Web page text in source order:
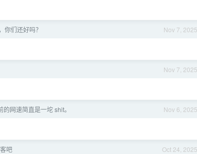
Nov 7, 2025
你们还好吗？
Nov 7, 2025
Nov 6, 2025
网速简直是一坨 shit。
Oct 24, 2025
吧